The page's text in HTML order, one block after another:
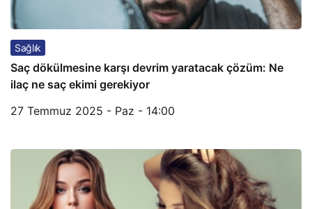
Sağlık
Saç dökülmesine karşı devrim yaratacak çözüm: Ne
ilaç ne saç ekimi gerekiyor
27 Temmuz 2025 - Paz - 14:00